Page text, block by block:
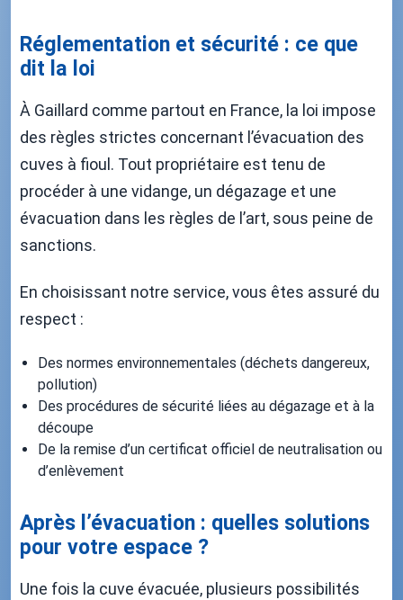
Réglementation et sécurité : ce que
dit la loi
À Gaillard comme partout en France, la loi impose
des règles strictes concernant l’évacuation des
cuves à fioul. Tout propriétaire est tenu de
procéder à une vidange, un dégazage et une
évacuation dans les règles de l’art, sous peine de
sanctions.
En choisissant notre service, vous êtes assuré du
respect :
Des normes environnementales (déchets dangereux,
pollution)
Des procédures de sécurité liées au dégazage et à la
découpe
De la remise d’un certificat officiel de neutralisation ou
d’enlèvement
Après l’évacuation : quelles solutions
pour votre espace ?
Une fois la cuve évacuée, plusieurs possibilités